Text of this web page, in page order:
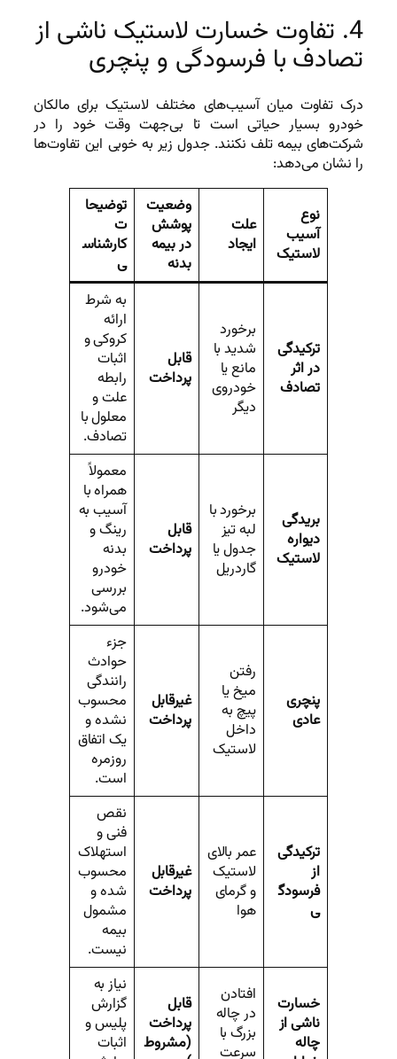
4. تفاوت خسارت لاستیک ناشی از
تصادف با فرسودگی و پنچری
درک تفاوت میان آسیب‌های مختلف لاستیک برای مالکان
خودرو بسیار حیاتی است تا بی‌جهت وقت خود را در
شرکت‌های بیمه تلف نکنند. جدول زیر به خوبی این تفاوت‌ها
را نشان می‌دهد:
نوع
آسیب
لاستیک
علت
ایجاد
وضعیت
پوشش
در بیمه
بدنه
توضیحا
ت
کارشناس
ی
ترکیدگی
در اثر
تصادف
برخورد
شدید با
مانع یا
خودروی
دیگر
قابل
پرداخت
به شرط
ارائه
کروکی و
اثبات
رابطه
علت و
معلول با
تصادف.
بریدگی
دیواره
لاستیک
برخورد با
لبه تیز
جدول یا
گاردریل
قابل
پرداخت
معمولاً
همراه با
آسیب به
رینگ و
بدنه
خودرو
بررسی
می‌شود.
پنچری
عادی
رفتن
میخ یا
پیچ به
داخل
لاستیک
غیرقابل
پرداخت
جزء
حوادث
رانندگی
محسوب
نشده و
یک اتفاق
روزمره
است.
ترکیدگی
از
فرسودگ
ی
عمر بالای
لاستیک
و گرمای
هوا
غیرقابل
پرداخت
نقص
فنی و
استهلاک
محسوب
شده و
مشمول
بیمه
نیست.
خسارت
ناشی از
چاله
افتادن
در چاله
بزرگ با
سرعت
قابل
پرداخت
(مشروط
نیاز به
گزارش
پلیس و
اثبات